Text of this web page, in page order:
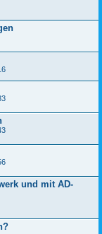
und mit AD-